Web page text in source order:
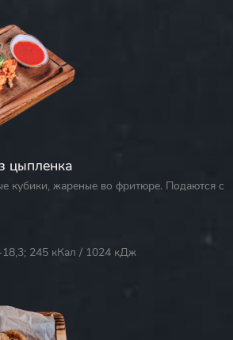
цыпленка
кубики, жареные во фритюре. Подаются с
245 кКал / 1024 кДж